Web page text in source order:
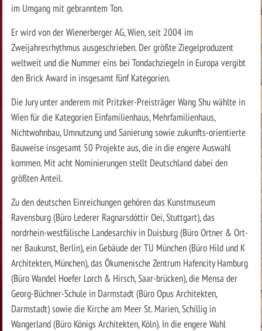
im Umgang mit gebranntem Ton.
Er wird von der Wienerberger AG, Wien, seit 2004 im
Zweijahresrhythmus ausgeschrieben. Der größte Ziegelproduzent
weltweit und die Nummer eins bei Tondachziegeln in Europa vergibt
den Brick Award in insgesamt fünf Kategorien.
Die Jury unter anderem mit Pritzker-Preisträger Wang Shu wählte in
Wien für die Kategorien Einfamilienhaus, Mehrfamilienhaus,
Nichtwohnbau, Umnutzung und Sanierung sowie zukunfts-orientierte
Bauweise insgesamt 50 Projekte aus, die in die engere Auswahl
kommen. Mit acht Nominierungen stellt Deutschland dabei den
größten Anteil.
Zu den deutschen Einreichungen gehören das Kunstmuseum
Ravensburg (Büro Lederer Ragnarsdóttir Oei, Stuttgart), das
nordrhein-westfälische Landesarchiv in Duisburg (Büro Ortner & Ort-
ner Baukunst, Berlin), ein Gebäude der TU München (Büro Hild und K
Architekten, München), das Ökumenische Zentrum Hafencity Hamburg
(Büro Wandel Hoefer Lorch & Hirsch, Saar-brücken), die Mensa der
Georg-Büchner-Schule in Darmstadt (Büro Opus Architekten,
Darmstadt) sowie die Kirche am Meer St. Marien, Schillig in
Wangerland (Büro Königs Architekten, Köln). In die engere Wahl